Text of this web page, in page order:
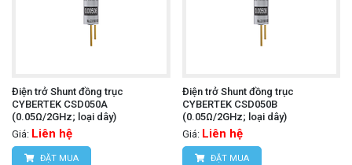
Điện trở Shunt đồng trục
CYBERTEK CSD050A
(0.05Ω/2GHz; loại dây)
Giá: Liên hệ
ĐẶT MUA
Điện trở Shunt đồng trục
CYBERTEK CSD050B
(0.05Ω/2GHz; loại dây)
Giá: Liên hệ
ĐẶT MUA